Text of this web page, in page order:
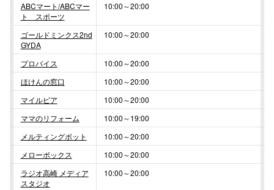
ABCマート/ABCマー
ト スポーツ
10:00～20:00
ゴールドミンクス2nd
GYDA
10:00～20:00
プロバイス
10:00～20:00
ほけんの窓口
10:00～20:00
マイルピア
10:00～20:00
ママのリフォーム
10:00～19:00
メルティングポット
10:00～20:00
メローボックス
10:00～20:00
ラジオ高崎 メディア
スタジオ
10:00～20:00